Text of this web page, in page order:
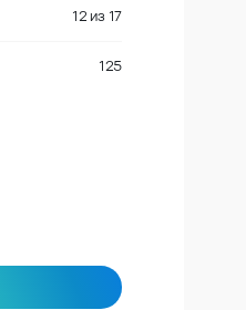
12 из 17
125